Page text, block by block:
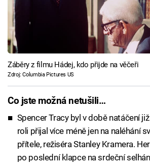
Záběry z filmu Hádej, kdo přijde na věčeři
Zdroj: Columbia Pictures US
Co jste možná netušili…
Spencer Tracy byl v době natáčení
roli přijal více méně jen na naléhání
přítele, režiséra Stanley Kramera.
po poslední klapce na srdeční